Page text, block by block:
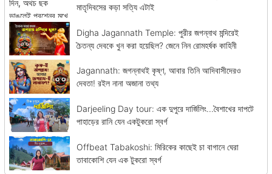
মাতৃদিবসের কড়া সত্যি এটাই
Digha Jagannath Temple: পুরীর জগন্নাথ মন্দিরেই
চৈতন্য দেবকে খুন করা হয়েছিল? জেনে নিন রোমহর্ষক কাহিনী
Jagannath: জগন্নাথই কৃষ্ণ, আবার তিনি আদিবাসীদেরও
দেবতা! রইল নানা অজানা তথ্য
Darjeeling Day tour: এক দুপুরে দার্জিলিং...বৈশাখের দাপটে
পাহাড়ের রানি যেন একটুকরো স্বর্গ
Offbeat Tabakoshi: মিরিকের কাছেই চা বাগানে ঘেরা
তাবাকোশি যেন এক টুকরো স্বর্গ